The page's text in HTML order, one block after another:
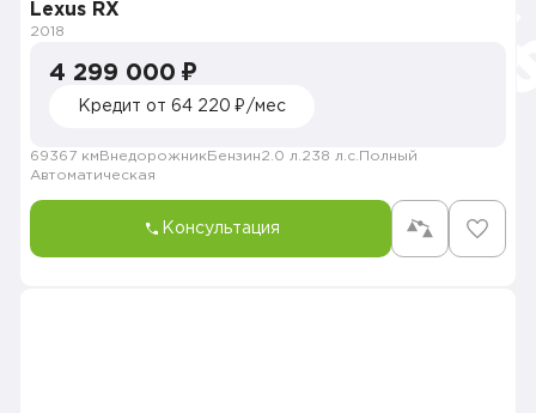
Lexus RX
2018
4 299 000 ₽
Кредит от 64 220 ₽/мес
69367 км Внедорожник Бензин2.0 л. 238 л.с. Полный
Автоматическая
Консультация